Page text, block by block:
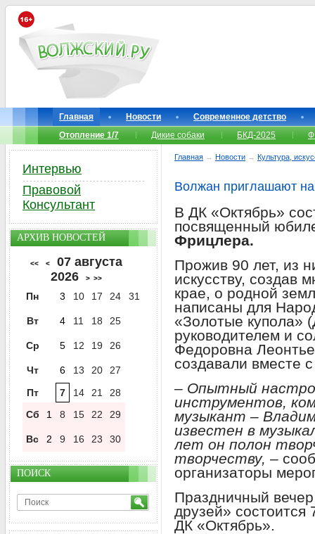
Главная Новости
Современное детство
Отопление 1/7
Дикие собаки БКД-2025
Главная → Новости → Культура,
Волжан приглашают
В ДК «Октябрь»
посвященный
Фрицлера.
Прожив 90 лет, из
искусству, создав
крае, о родной
написаны для
«Золотые купола»
руководителем и
Федоровна
создавали вместе
– Опытный
инструментов,
музыкант –
известен в
лет он полон
творчеству, –
организаторы
Праздничный
друзей»
ДК «Октябрь».
Интервью
Правовой
Консультант
АРХИВ НОВОСТЕЙ
<< <
07 августа
2026
> >>
Пн 3 10 17 24 31
Вт 4 11 18 25
Ср 5 12 19 26
Чт 6 13 20
27
Пт
7 14 21
28
Сб
1 8 15 22 29
Вс 2 9 16 23 30
ПОИСК